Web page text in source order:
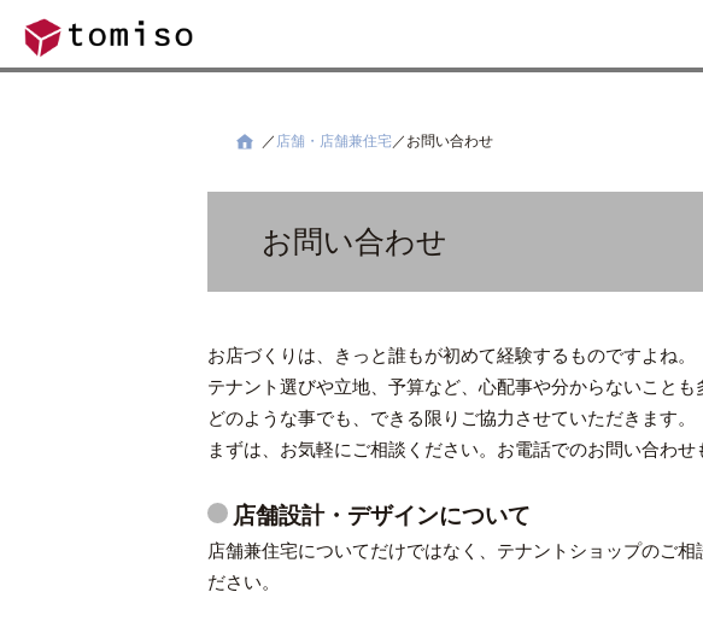
店舗・店舗兼住宅 お問い合わせ
お問い合わせ
お店づくりは、きっと誰もが初めて経験するものですよね。
テナント選びや立地、予算など、心配事や分からないことも
どのような事でも、できる限りご協力させていただきます。
まずは、お気軽にご相談ください。お電話でのお問い合わせ
店舗設計・デザインについて
店舗兼住宅についてだけではなく、テナントショップのご
ださい。